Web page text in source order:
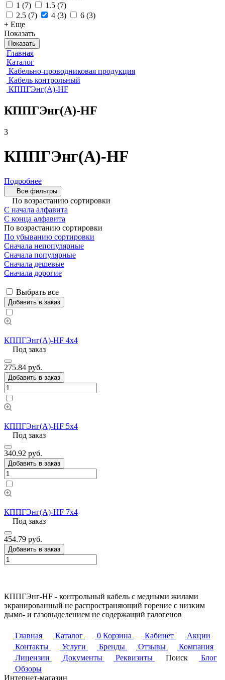
1 (7) 1.5 (7)
2.5 (7) 4 (3) 6 (3)
+ Еще
Показать
Показать
Главная
Каталог
Кабельно-проводниковая продукция
Кабель контрольный
КППГЭнг(А)-HF
КППГЭнг(А)-HF
3
КППГЭнг(А)-HF
Подробнее
Все фильтры
По возрастанию сортировки
С начала алфавита
С конца алфавита
По возрастанию сортировки
По убыванию сортировки
Сначала непопулярные
Сначала популярные
Сначала дешевые
Сначала дорогие
Выбрать все
Добавить в заказ
КППГЭнг(А)-HF 4х4
Под заказ
275.84 руб.
Добавить в заказ
КППГЭнг(А)-HF 5х4
Под заказ
340.92 руб.
Добавить в заказ
КППГЭнг(А)-HF 7х4
Под заказ
454.79 руб.
Добавить в заказ
КППГЭнг-HF - контрольный кабель с медными жилами
экранированный не распространяющий горение с низким
дымо- и газовыделением не содержащий галогенов
Главная Каталог 0 Корзина Кабинет
Акции
Контакты
Услуги Бренды Отзывы
Компания
Лицензии
Документы Реквизиты Поиск
Блог
Обзоры
Интернет-магазин